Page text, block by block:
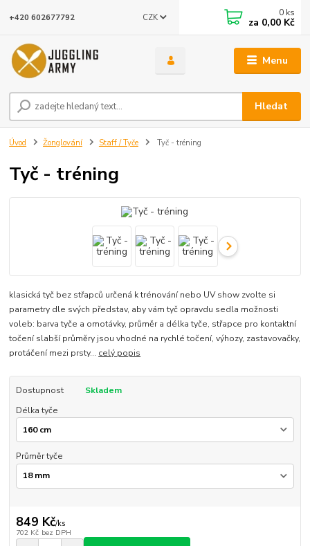
Menu
CZK
Hledat
+420 602677792 0 ks
za 0,00 Kč
Úvod Žonglování Staff / Tyče Tyč - tréning
Tyč - tréning
klasická tyč bez střapců určená k trénování nebo UV show zvolte si
parametry dle svých představ, aby vám tyč opravdu sedla možnosti
voleb: barva tyče a omotávky, průměr a délka tyče, střapce pro kontaktní
točení slabší průměry jsou vhodné na rychlé točení, výhozy, zastavovačky,
protáčení mezi prsty... celý popis
Dostupnost
Skladem
Délka tyče
Průměr tyče
849 Kč/ks
702 Kč bez DPH